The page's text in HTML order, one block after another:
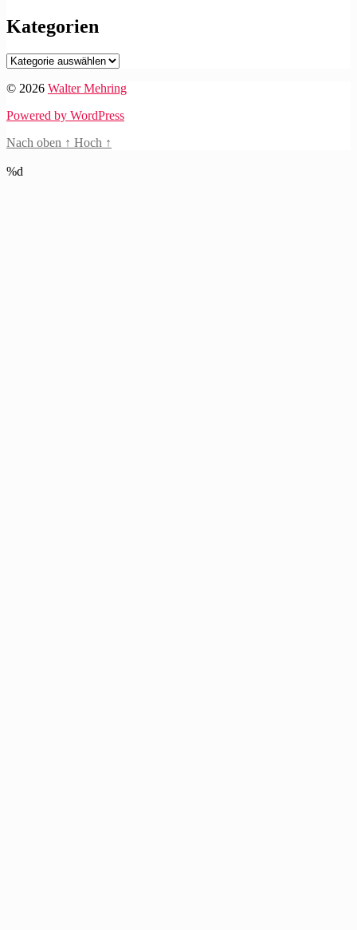
Kategorien
Kategorien
© 2026 Walter Mehring
Powered by WordPress
Nach oben ↑ Hoch ↑
%d